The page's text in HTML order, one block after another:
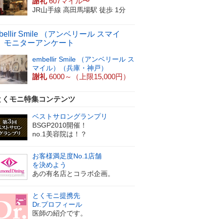
JR山手線 高田馬場駅 徒歩 1分
Smile （アンベリール スマイ
モニターアンケート
embellir Smile （アンベリール ス
マイル）（兵庫・神戸）
謝礼 6000～（上限15,000円）
くモニ特集コンテンツ
ベストサロングランプリ
BSGP2010開催！
no.1美容院は！？
お客様満足度No.1店舗
を決めよう
あの有名店とコラボ企画。
とくモニ提携先
Dr.プロフィール
医師の紹介です。